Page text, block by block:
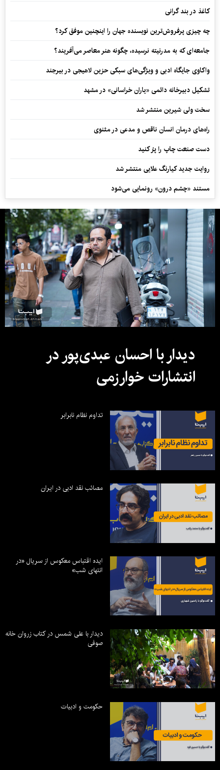
کاغذ در بند گرانی
چه چیزی پرفروش‌ترین نویسنده جهان را اینچنین موفق کرد؟
جامعه‌ای که به مدرنیته نرسیده، چگونه هنر معاصر می‌آفریند؟
واکاوی جایگاه ادبی و ویژگی‌های سبکی حزین لاهیجی در بیرجند
تشکیل دبیرخانه دائمی «یاران خراسانی» در مشهد
سخت ولی شیرین منتشر شد
راه‌های درمان انسان ناقص و مدعی در مثنوی
دست صنعت چاپ را پرُ کنید
روایت جدید کیارنگ علایی منتشر شد
مستند «چشم درون» رونمایی می‌شود
دیدار با احسان عبدی‌پور در
انتشارات خوارزمی
تداوم نظام نابرابر
مصائب نقد ادبی در ایران
ایده اقتباس معکوس از سریال «در
انتهای شب»
دیدار با علی شمس در کتاب زروان خانه
صوفی
حکومت و ادبیات